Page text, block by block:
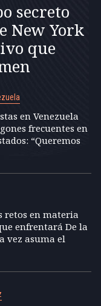
secreto
New York
que
en Venezuela
frecuentes en
“Queremos
retos en materia
enfrentará De la
vez asuma el